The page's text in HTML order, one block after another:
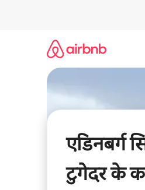
एडिनबर्ग
टुगेदर के